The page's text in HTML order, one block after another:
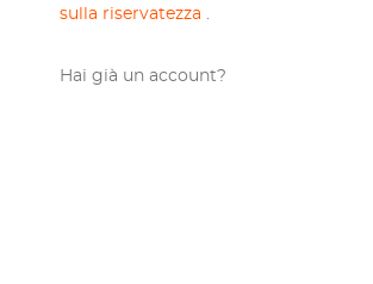
sulla riservatezza
Hai già un account?